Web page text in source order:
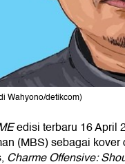
Wahyono/detikcom)
edisi terbaru 16 April
(MBS) sebagai
Charme Offensive: